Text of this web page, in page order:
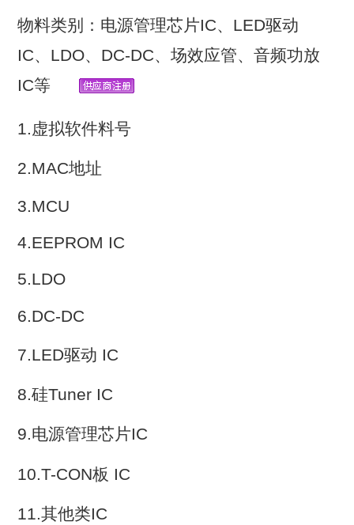
物料类别：电源管理芯片IC、LED驱动
IC、LDO、DC-DC、场效应管、音频功放
IC等
1.虚拟软件料号
2.MAC地址
3.MCU
4.EEPROM IC
5.LDO
6.DC-DC
7.LED驱动 IC
8.硅Tuner IC
9.电源管理芯片IC
10.T-CON板 IC
11.其他类IC